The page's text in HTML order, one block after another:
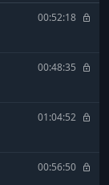
00:52:18
00:48:35
01:04:52
00:56:50